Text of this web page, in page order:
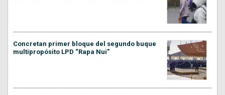
Concretan primer bloque del segundo buque
multipropósito LPD “Rapa Nui”